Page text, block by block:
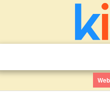
Web